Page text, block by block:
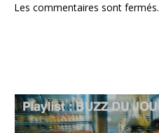
Les commentaires sont fermés.